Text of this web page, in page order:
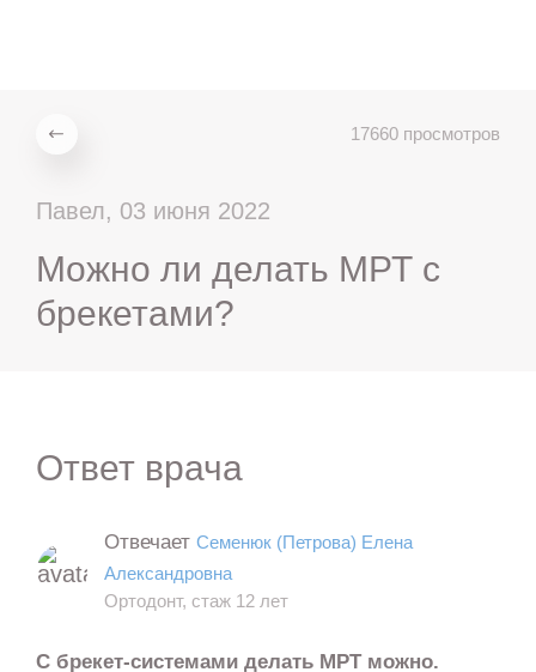
17660 просмотров
Павел, 03 июня 2022
Можно ли делать МРТ с
брекетами?
Ответ врача
ОтвечаетСеменюк (Петрова) Елена
Александровна
Ортодонт, стаж 12 лет
С брекет-системами делать МРТ можно.